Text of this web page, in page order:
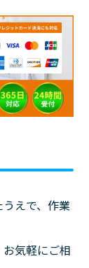
えで、作業
気軽にご相